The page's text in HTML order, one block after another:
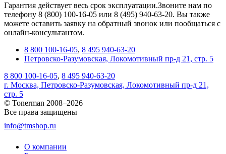
Гарантия действует весь срок эксплуатации.Звоните нам по
телефону 8 (800) 100-16-05 или 8 (495) 940-63-20. Вы также
можете оставить заявку на обратный звонок или пообщаться с
онлайн-консультантом.
8 800 100-16-05, 8 495 940-63-20
Петровско-Разумовская, Локомотивный пр-д 21, стр. 5
8 800 100-16-05, 8 495 940-63-20
г. Москва, Петровско-Разумовская, Локомотивный пр-д 21,
стр. 5
© Tonerman 2008–2026
Все права защищены
info@tmshop.ru
О компании